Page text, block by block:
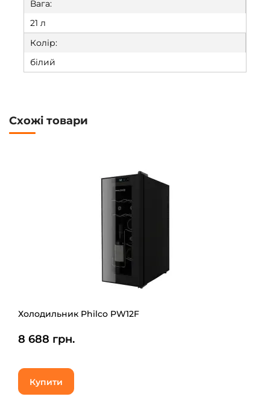
Вага:
21 л
Колір:
білий
Схожі товари
Холодильник Philco PW12F
8 688 грн.
Купити